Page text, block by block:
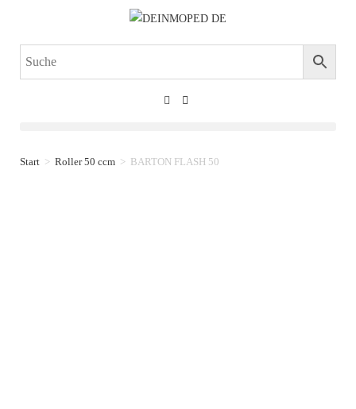
Start > Roller 50 ccm > BARTON FLASH 50